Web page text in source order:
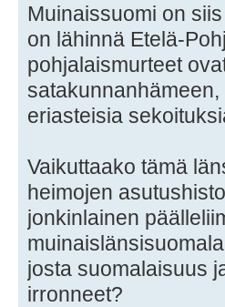
Muinaissuomi on
on lähinnä Etelä-
pohjalaismurteet
eriasteisia
Vaikuttaako tämä
heimojen
jonkinlainen
josta suomalaisuus
irronneet?